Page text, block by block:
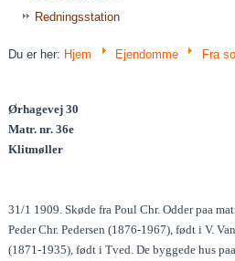
Redningsstation
Du er her: Hjem Ejendomme Fra
Ørhagevej 30
Matr. nr. 36e
Klitmøller
31/1 1909. Skøde fra Poul Chr. Odder paa
Peder Chr. Pedersen (1876-1967), født i V.
(1871-1935), født i Tved. De byggede hus